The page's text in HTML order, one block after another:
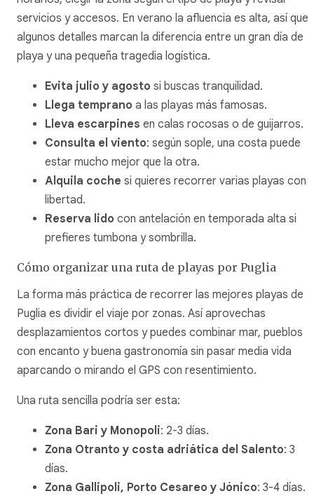
servicios y accesos. En verano la afluencia es alta, así que
algunos detalles marcan la diferencia entre un gran día de
playa y una pequeña tragedia logística.
Evita julio y agosto si buscas tranquilidad.
Llega temprano a las playas más famosas.
Lleva escarpines en calas rocosas o de guijarros.
Consulta el viento: según sople, una costa puede
estar mucho mejor que la otra.
Alquila coche si quieres recorrer varias playas con
libertad.
Reserva lido con antelación en temporada alta si
prefieres tumbona y sombrilla.
Cómo organizar una ruta de playas por Puglia
La forma más práctica de recorrer las mejores playas de
Puglia es dividir el viaje por zonas. Así aprovechas
desplazamientos cortos y puedes combinar mar, pueblos
con encanto y buena gastronomía sin pasar media vida
aparcando o mirando el GPS con resentimiento.
Una ruta sencilla podría ser esta:
Zona Bari y Monopoli: 2-3 días.
Zona Otranto y costa adriática del Salento: 3
días.
Zona Gallipoli, Porto Cesareo y Jónico: 3-4 días.